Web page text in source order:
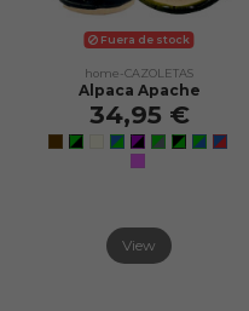
Fuera de stock
home-CAZOLETAS
Alpaca Apache
34,95 €
View